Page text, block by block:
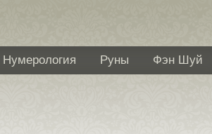
Нумерология Руны Фэн Шуй